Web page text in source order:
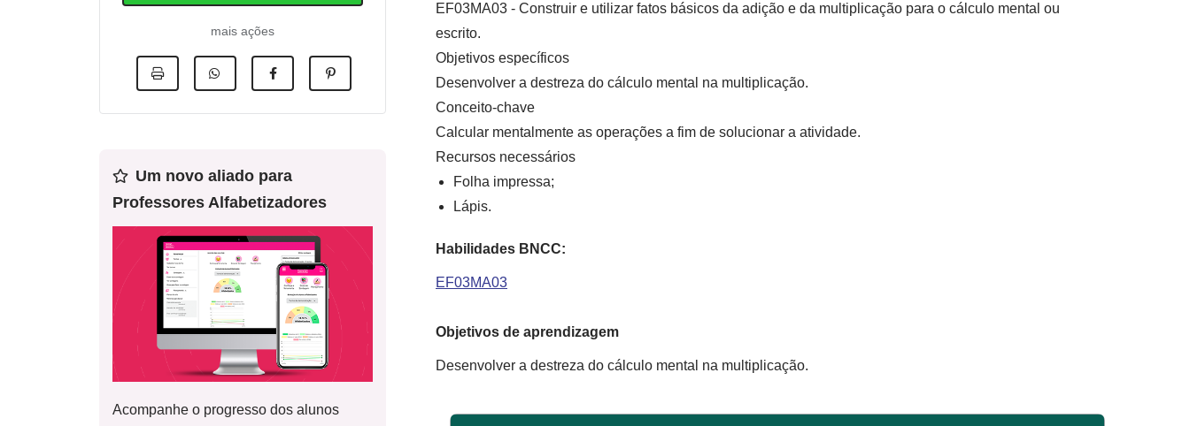
mais ações
Um novo aliado para
Professores Alfabetizadores
Acompanhe o progresso dos alunos
EF03MA03 - Construir e utilizar fatos básicos da adição e da multiplicação para o cálculo mental ou
escrito.
Objetivos específicos
Desenvolver a destreza do cálculo mental na multiplicação.
Conceito-chave
Calcular mentalmente as operações a fim de solucionar a atividade.
Recursos necessários
Folha impressa;
Lápis.
Habilidades BNCC:
EF03MA03
Objetivos de aprendizagem
Desenvolver a destreza do cálculo mental na multiplicação.